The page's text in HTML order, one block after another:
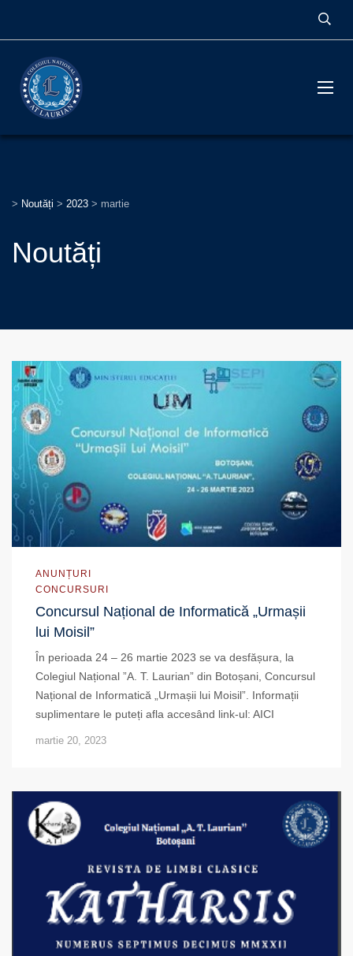
> Noutăți > 2023 > martie
Noutăți
ANUNȚURI
CONCURSURI
Concursul Național de Informatică „Urmașii
lui Moisil”
În perioada 24 – 26 martie 2023 se va desfășura, la
Colegiul Național ”A. T. Laurian” din Botoșani, Concursul
Național de Informatică „Urmașii lui Moisil”. Informații
suplimentare le puteți afla accesând link-ul: AICI
martie 20, 2023